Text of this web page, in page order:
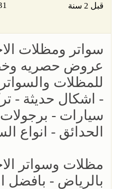
قبل 2 سنة
سواتر ومظلات
عروض حصريه
- اشكال حديثة -
سيارات -
الحدائق - انواع
مظلات وسواتر
بالرياض - بافضل